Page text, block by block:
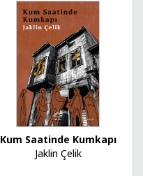
Kum Saatinde Kumkapı
Jaklin Çelik